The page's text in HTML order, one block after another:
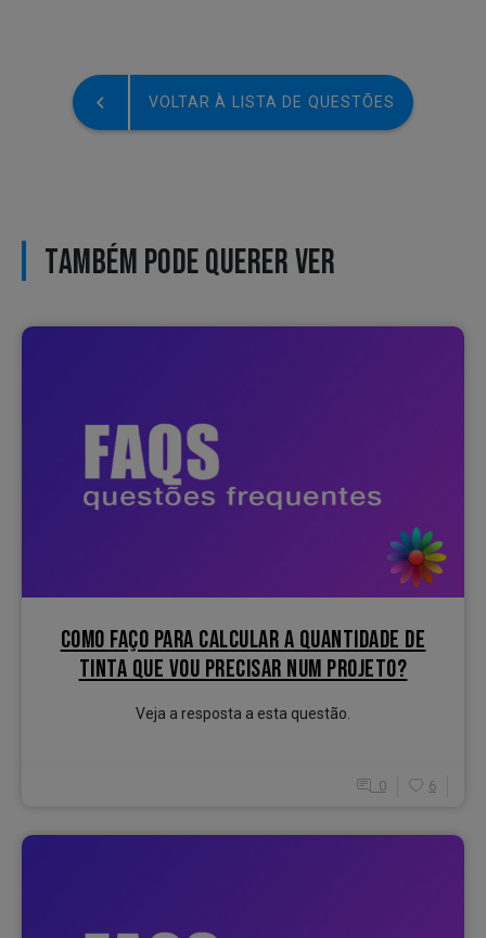
VOLTAR À LISTA DE QUESTÕES
TAMBÉM PODE QUERER VER
COMO FAÇO PARA CALCULAR A QUANTIDADE DE
TINTA QUE VOU PRECISAR NUM PROJETO?
Veja a resposta a esta questão.
0 6